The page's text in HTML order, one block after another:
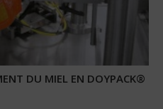
DU MIEL EN DOYPACK®